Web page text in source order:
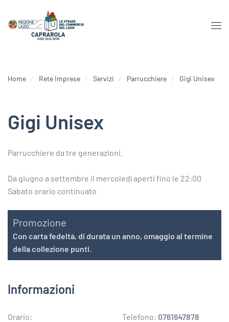
Home Rete Imprese Servizi Parrucchiere Gigi Unisex
Gigi Unisex
Parrucchiere da tre generazioni.
Da giugno a settembre il mercoledì aperti fino le 22:00
Sabato orario continuato
Promozione
Con carta fedeltà, di durata un anno, omaggio al termine
della collezione punti.
Informazioni
Orario: Telefono: 0761647878